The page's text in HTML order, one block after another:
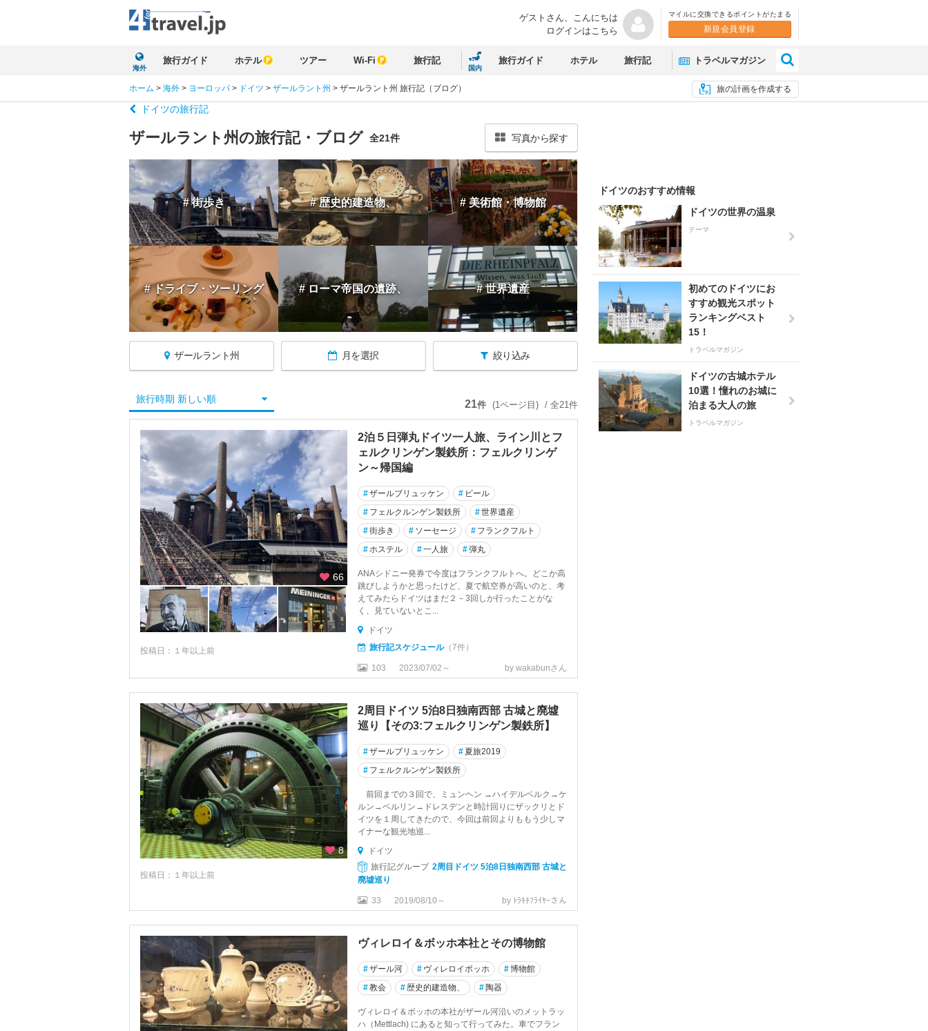
ゲストさん、 こんにちは
ログインはこちら
マイルに交換できるポイントがたまる
新規会員登録
海外
旅行ガイド ホテル ツアー Wi-Fi 旅行記
国内
旅行ガイド ホテル 旅行記 トラベルマガジン
旅の計画を作成する
ホーム > 海外 > ヨーロッパ > ドイツ > ザールラント州 > ザールラント州 旅行記（ブログ）
ドイツの旅行記
ザールラント州の旅行記・ブログ 全21件 写真から探す
# 街歩き # 歴史的建造物、 # 美術館・博物館
# ドライブ・ツーリング # ローマ帝国の遺跡、 # 世界遺産
ザールラント州 月を選択 絞り込み
ドイツへ戻る
★ケルン
★シュツットガルト
★デュッセルドルフ
★ドレスデン
★ニュルンベルク
★ハイデルベルク
★フュッセン
★ロマンチック街道周辺
★ローテンブルク
アイゼナッハ
アウクスブルク
アシャッフェンブルク
アルスフェルト
アンスバッハ
アーヘン
イーダー・オーバーシュタイン
ウルム
ウーゼドム島
エアフルト
エッセン
旅行時期 新しい順 21件 (1ページ目) / 全21件
66
投稿日：１年以上前
2泊５日弾丸ドイツ一人旅、ライン川とフ
ェルクリンゲン製鉄所：フェルクリンゲ
ン～帰国編
#ザールブリュッケン # ビール
# フェルクルンゲン製鉄所 #世界遺産
#街歩き # ソーセージ # フランクフルト
#ホステル #一人旅 #弾丸
ANAシドニー発券で今度はフランクフルトへ。どこか高
跳びしようかと思ったけど、夏で航空券が高いのと、考
えてみたらドイツはまだ２－3回しか行ったことがな
く、見ていないとこ...
ドイツ
旅行記スケジュール（7件）
103 2023/07/02～ by wakabunさん
8
投稿日：１年以上前
2周目ドイツ 5泊8日独南西部 古城と廃墟
巡り【その3:フェルクリンゲン製鉄所】
#ザールブリュッケン #夏旅2019
# フェルクルンゲン製鉄所
前回までの３回で、ミュンヘン →ハイデルベルク→ケ
ルン→ベルリン→ドレスデンと時計回りにザックリとド
イツを１周してきたので、今回は前回よりももう少しマ
イナーな観光地巡...
ドイツ
旅行記グループ 2周目ドイツ 5泊8日独南西部 古城と
廃墟巡り
33 2019/08/10～ by ﾄﾗｷﾁﾌﾗｲﾔｰさん
ヴィレロイ＆ボッホ本社とその博物館
#ザール河 # ヴィレロイボッホ #博物館
#教会 #歴史的建造物、 # 陶器
ヴィレロイ＆ボッホの本社がザール河沿いのメットラッ
ハ（Mettlach) にあると知って行ってみた。車でフラン
ドイツのおすすめ情報
ドイツの世界の温泉
テーマ
初めてのドイツにお
すすめ観光スポット
ランキングベスト
15！
トラベルマガジン
ドイツの古城ホテル
10選！憧れのお城に
泊まる大人の旅
トラベルマガジン